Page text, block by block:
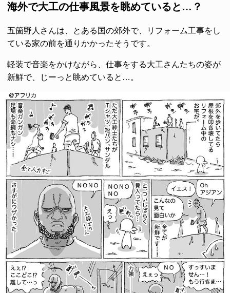
海外で大工の仕事風景を眺めていると…？
五箇野人さんは、とある国の郊外で、リフォーム工事をし
ている家の前を通りかかったそうです。
軽装で音楽をかけながら、仕事をする大工さんたちの姿が
新鮮で、じーっと眺めていると…。